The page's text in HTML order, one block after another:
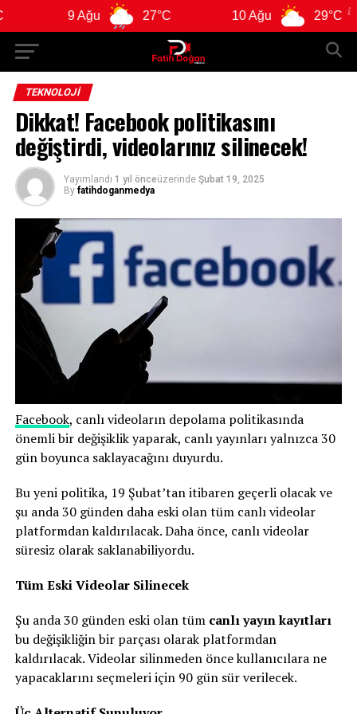
27°C 29°C
TEKNOLOJI
Dikkat! Facebook politikasını
değiştirdi, videolarınız silinecek!
Yayımlandı 1 yıl önceüzerinde Şubat 19, 2025
By fatihdoganmedya
Facebook, canlı videoların depolama politikasında
önemli bir değişiklik yaparak, canlı yayınları yalnızca 30
gün boyunca saklayacağını duyurdu.
Bu yeni politika, 19 Şubat’tan itibaren geçerli olacak ve
şu anda 30 günden daha eski olan tüm canlı videolar
platformdan kaldırılacak. Daha önce, canlı videolar
süresiz olarak saklanabiliyordu.
Tüm Eski Videolar Silinecek
Şu anda 30 günden eski olan tüm canlı yayın kayıtları
bu değişikliğin bir parçası olarak platformdan
kaldırılacak. Videolar silinmeden önce kullanıcılara ne
yapacaklarını seçmeleri için 90 gün sür verilecek.